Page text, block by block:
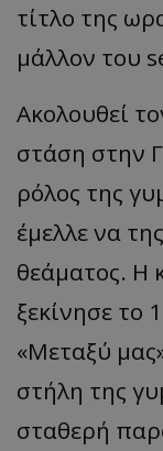
τίτλο της ωρ
μάλλον του
Ακολουθεί
στάση στην
ρόλος της
έμελλε να
θεάματος. Η
ξεκίνησε το
«Μεταξύ μας
στήλη της
σταθερή